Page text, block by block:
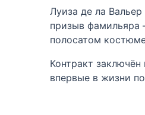
Луиза де ла
призыв фамильяра
полосатом
Контракт
впервые в жизни